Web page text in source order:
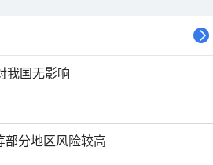
我国无影响
部分地区风险较高